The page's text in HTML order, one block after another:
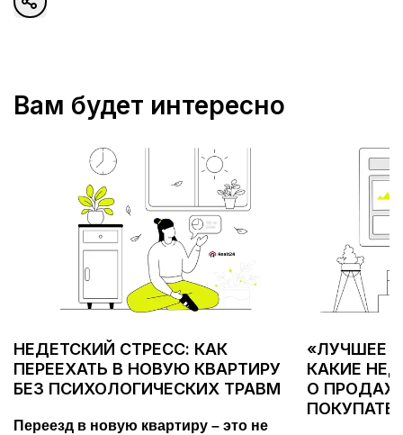
Вам будет интересно
НЕДЕТСКИЙ СТРЕСС: КАК
ПЕРЕЕХАТЬ В НОВУЮ КВАРТИРУ
БЕЗ ПСИХОЛОГИЧЕСКИХ ТРАВМ
Переезд в новую квартиру – это не
«ЛУЧШЕЕ
КАКИЕ
О